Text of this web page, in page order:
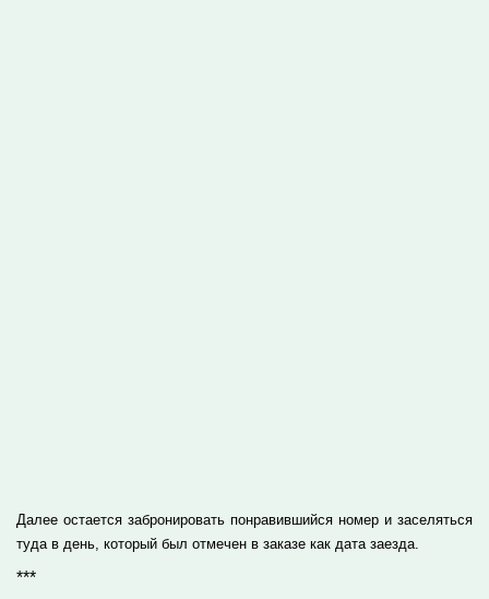
Далее остается забронировать понравившийся номер и заселяться
туда в день, который был отмечен в заказе как дата заезда.
***